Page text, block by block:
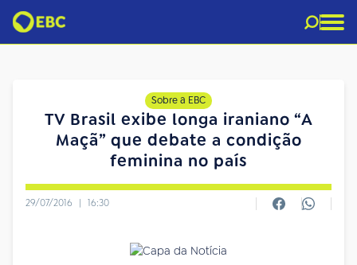
Sobre a EBC
TV Brasil exibe longa iraniano “A
Maçã” que debate a condição
feminina no país
29/07/2016 | 16:30